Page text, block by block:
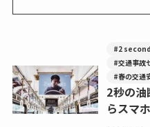
#2
#交通事故
#春の交通
2秒の
らスマ